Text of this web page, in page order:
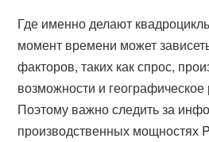
Где именно делают
момент времени может
факторов, таких как спрос,
возможности и
Поэтому важно следить за
производственных мощностях